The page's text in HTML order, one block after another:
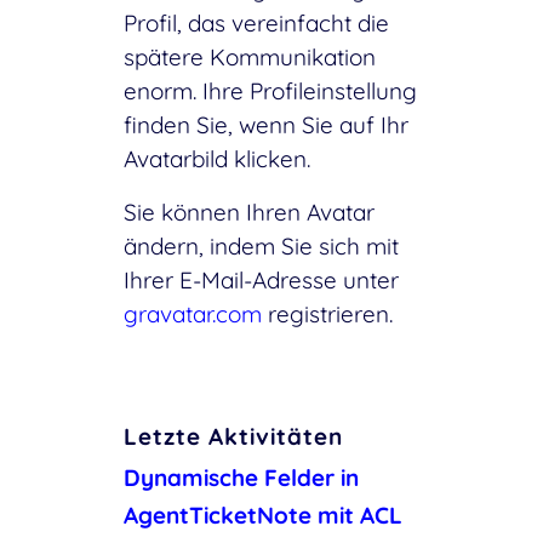
Profil, das vereinfacht die
spätere Kommunikation
enorm. Ihre Profileinstellung
finden Sie, wenn Sie auf Ihr
Avatarbild klicken.
Sie können Ihren Avatar
ändern, indem Sie sich mit
Ihrer E-Mail-Adresse unter
gravatar.com registrieren.
Letzte Aktivitäten
Dynamische Felder in
AgentTicketNote mit ACL